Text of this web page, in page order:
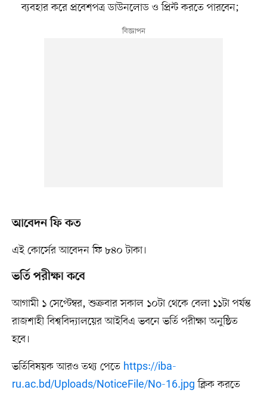
ব্যবহার করে প্রবেশপত্র ডাউনলোড ও প্রিন্ট করতে পারবেন;
আবেদন ফি কত
এই কোর্সের আবেদন ফি ৮৪০ টাকা।
ভর্তি পরীক্ষা কবে
আগামী ১ সেপ্টেম্বর, শুক্রবার সকাল ১০টা থেকে বেলা ১১টা পর্যন্ত
রাজশাহী বিশ্ববিদ্যালয়ের আইবিএ ভবনে ভর্তি পরীক্ষা অনুষ্ঠিত
হবে।
ভর্তিবিষয়ক আরও তথ্য পেতে https://iba-
ru.ac.bd/Uploads/NoticeFile/No-16.jpg ক্লিক করতে